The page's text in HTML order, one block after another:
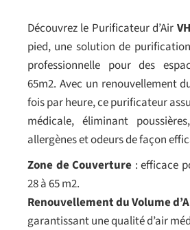
Découvrez le Purificateur d’Air
pied, une solution de
professionnelle pour des
65m2. Avec un renouvellement
fois par heure, ce purificateur
médicale, éliminant
allergènes et odeurs de façon
Zone de Couverture : efficace
28 à 65 m2.
Renouvellement du Volume
garantissant une qualité d’air